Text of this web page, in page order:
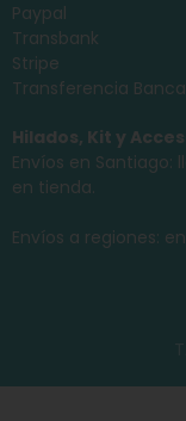
Paypal
Transbank
Stripe
Transferencia
Hilados, Kit y
Envíos en Santiago:
en tienda.
Envíos a regiones: